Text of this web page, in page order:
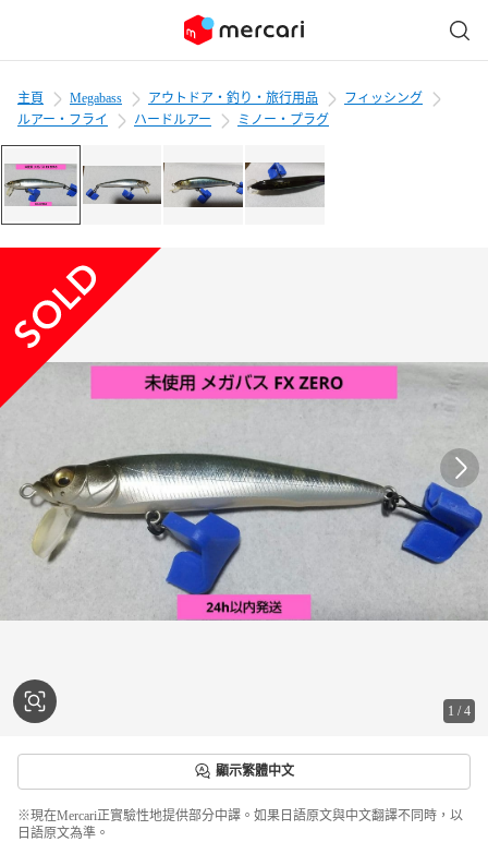
主頁 Megabass アウトドア・釣り・旅行用品
フィッシング
ルアー・フライ
ハードルアー ミノー・プラグ
1 /4
顯示繁體中文
※現在Mercari正實驗性地提供部分中譯。如果日語原文與中文翻譯不同時，以
日語原文為準。